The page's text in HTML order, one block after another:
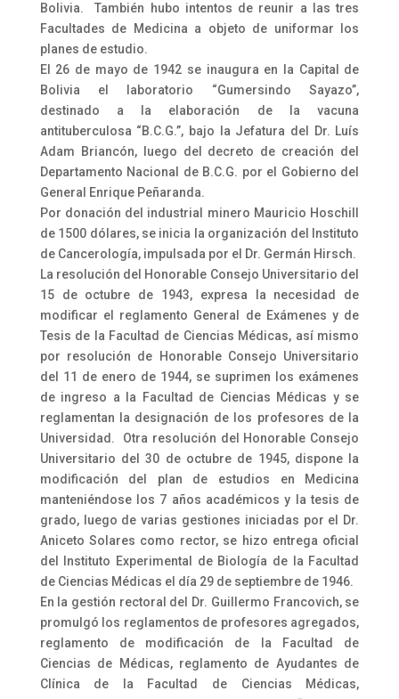
Bolivia. También hubo intentos de reunir a las tres
Facultades de Medicina a objeto de uniformar los
planes de estudio.
El 26 de mayo de 1942 se inaugura en la Capital de
Bolivia el laboratorio “Gumersindo Sayazo”,
destinado a la elaboración de la vacuna
antituberculosa “B.C.G.”, bajo la Jefatura del Dr. Luís
Adam Briancón, luego del decreto de creación del
Departamento Nacional de B.C.G. por el Gobierno del
General Enrique Peñaranda.
Por donación del industrial minero Mauricio Hoschill
de 1500 dólares, se inicia la organización del Instituto
de Cancerología, impulsada por el Dr. Germán Hirsch.
La resolución del Honorable Consejo Universitario del
15 de octubre de 1943, expresa la necesidad de
modificar el reglamento General de Exámenes y de
Tesis de la Facultad de Ciencias Médicas, así mismo
por resolución de Honorable Consejo Universitario
del 11 de enero de 1944, se suprimen los exámenes
de ingreso a la Facultad de Ciencias Médicas y se
reglamentan la designación de los profesores de la
Universidad. Otra resolución del Honorable Consejo
Universitario del 30 de octubre de 1945, dispone la
modificación del plan de estudios en Medicina
manteniéndose los 7 años académicos y la tesis de
grado, luego de varias gestiones iniciadas por el Dr.
Aniceto Solares como rector, se hizo entrega oficial
del Instituto Experimental de Biología de la Facultad
de Ciencias Médicas el día 29 de septiembre de 1946.
En la gestión rectoral del Dr. Guillermo Francovich, se
promulgó los reglamentos de profesores agregados,
reglamento de modificación de la Facultad de
Ciencias de Médicas, reglamento de Ayudantes de
Clínica de la Facultad de Ciencias Médicas,